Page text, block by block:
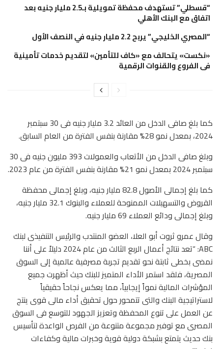
“قسطلي” تستهدف محفظة تمويلية بـ2.5 مليار جنيه بعد
اتفاق مع البنك الأهلي
“المصري الخليجي” يربح 2.2 مليار جنيه في النصف الأول
«نكست» يتحالف مع «كاف للتأمين» لتقديم خدمات تأمينية
فى الفروع والقنوات الرقمية
كما بلغ صافى الدخل من العائد 3.2 مليار جنيه فى 30 سبتمبر
2024، بمعدل نمو 28% مقارنة بنفس الفترة من العام السابق.
وبلغ صافى الدخل من الأتعاب والعمولات 393 مليون جنيه فى 30
سبتمبر 2024 بمعدل نمو 21% مقارنة بنفس الفترة من عام 2023.
كما بلغ إجمالى الأصول 82.8 مليار جنيه، وبلغ إجمالى محفظة
القروض والتسهيلات الممنوحة للعملاء والبنوك 32.1 مليار جنيه،
وبلغ إجمالى ودائع العملاء 69 مليار جنيه.
وقال عمرو ثروت أبو العلا، العضو المنتدب والرئيس التنفيذى لبنك
ABC: “تعد نتائج أعمال الربع الثالث من عام 2024 دليلاً على أننا
نمضى بخطى ثابتة نحو تقديم تجربة مصرفية عالمية إلى السوق
المصرية، فلقد استمر الأداء المتميز للبنك حيث أظهرت جميع
المؤشرات المالية نمواً إيجابياً، مما يعكس نجاحاً حقيقياً
لاستراتيجية البنك والتى تتمحور حول تحقيق أداء مالى قوى ينتج
عن العمل على تنوع المحفظة وتعزيز الجهود للتوسع فى السوق
المصرى مع توفير مجموعة متنوعة من الفرص الواعدة لتأسيس
بنك حديث يتمتع بشبكة دولية قوية وخبرات مالية وكفاءات